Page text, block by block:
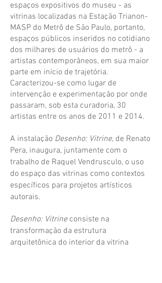
espaços expositivos do museu - as
vitrinas localizadas na Estação Trianon-
MASP do Metrô de São Paulo, portanto,
espaços públicos inseridos no cotidiano
dos milhares de usuários do metrô - a
artistas contemporâneos, em sua maior
parte em início de trajetória.
Caracterizou-se como lugar de
intervenção e experimentação por onde
passaram, sob esta curadoria, 30
artistas entre os anos de 2011 e 2014.
A instalação Desenho: Vitrine, de Renato
Pera, inaugura, juntamente com o
trabalho de Raquel Vendrusculo, o uso
do espaço das vitrinas como contextos
específicos para projetos artísticos
autorais.
Desenho: Vitrine consiste na
transformação da estrutura
arquitetônica do interior da vitrina